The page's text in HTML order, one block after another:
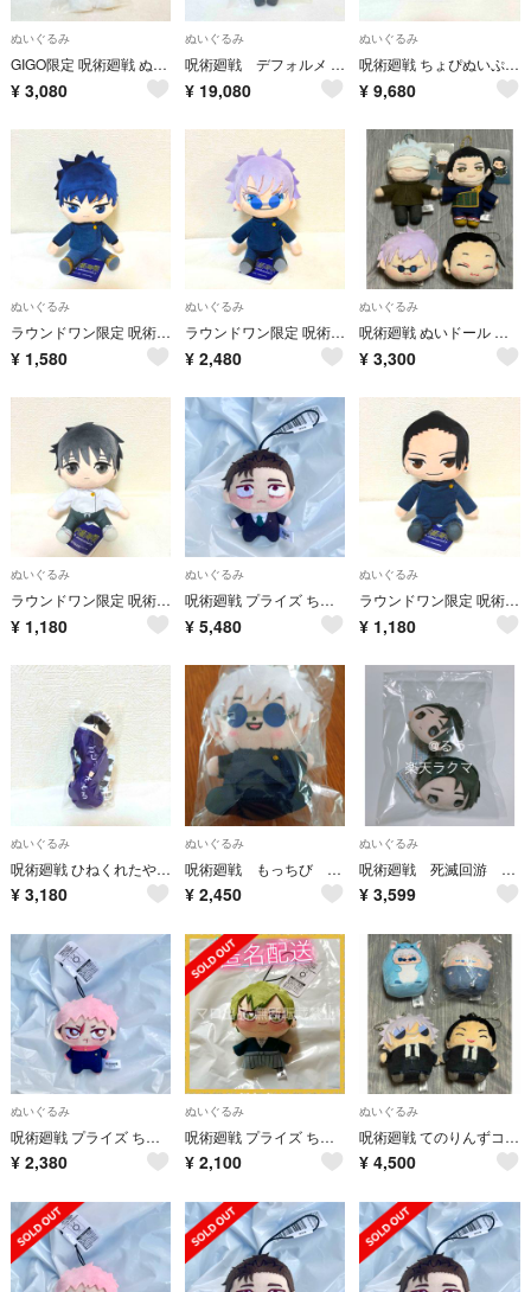
ぬいぐるみ
GIGO限定 呪術廻戦 ぬいぐるみ マスコット 五条悟
¥ 3,080
ぬいぐるみ
呪術廻戦 デフォルメ ぬいぐるみ 死滅回游2 日車寛見 マスコット
¥ 19,080
ぬいぐるみ
呪術廻戦 ちょぴぬいぷち 全3種セット マスコット
¥ 9,680
ぬいぐるみ
ラウンドワン限定 呪術廻戦 おすわりM ぬいぐるみ 伏黒恵
¥ 1,580
ぬいぐるみ
ラウンドワン限定 呪術廻戦 おすわりM ぬいぐるみ 五条悟
¥ 2,480
ぬいぐるみ
呪術廻戦 ぬいドール Mini むにむにマスコット ぷにっぺ 五条悟 夏油傑
¥ 3,300
ぬいぐるみ
ラウンドワン限定 呪術廻戦 おすわりM ぬいぐるみ 乙骨憂太
¥ 1,180
ぬいぐるみ
呪術廻戦 プライズ ちょぴぬいぷち ぬいぐるみ マスコット ⑧ 日車寛見
¥ 5,480
ぬいぐるみ
ラウンドワン限定 呪術廻戦 5周年 おすわり M ぬいぐるみ 夏油傑
¥ 1,180
ぬいぐるみ
呪術廻戦 ひねくれたやつら 五条悟 マスコット
¥ 3,180
ぬいぐるみ
呪術廻戦 もっちび ぬいぐるみ 懐玉・玉折五条悟
¥ 2,450
ぬいぐるみ
呪術廻戦 死滅回游 乙骨憂太 マスコット ぬいぐるみ ぬい 推し活 クレーンゲーム景品 プライズ 2個 ぴんぐるみ 死滅回游
¥ 3,599
ぬいぐるみ
呪術廻戦 プライズ ちょぴぬいぷち ぬいぐるみ マスコット ⑧ 虎杖悠仁
¥ 2,380
ぬいぐるみ
呪術廻戦 プライズ ちょぴぬいぷち ぬいぐるみ マスコット ⑤ 禪院直哉
¥ 2,100
ぬいぐるみ
呪術廻戦 てのりんずコレクション まめめいと 五条悟 夏油傑
¥ 4,500